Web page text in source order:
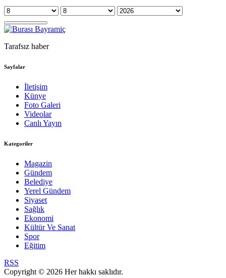
Tarafsız haber
Sayfalar
İletişim
Künye
Foto Galeri
Videolar
Canlı Yayın
Kategoriler
Magazin
Gündem
Belediye
Yerel Gündem
Siyaset
Sağlık
Ekonomi
Kültür Ve Sanat
Spor
Eğitim
RSS
Copyright © 2026 Her hakkı saklıdır.